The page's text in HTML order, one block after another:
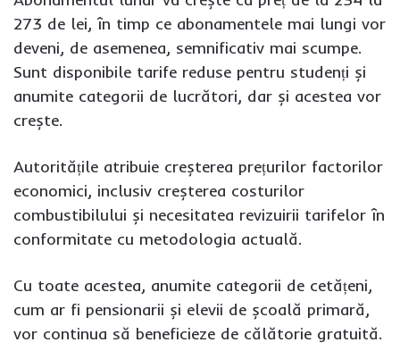
273 de lei, în timp ce abonamentele mai lungi vor
deveni, de asemenea, semnificativ mai scumpe.
Sunt disponibile tarife reduse pentru studenți și
anumite categorii de lucrători, dar și acestea vor
crește.
Autoritățile atribuie creșterea prețurilor factorilor
economici, inclusiv creșterea costurilor
combustibilului și necesitatea revizuirii tarifelor în
conformitate cu metodologia actuală.
Cu toate acestea, anumite categorii de cetățeni,
cum ar fi pensionarii și elevii de școală primară,
vor continua să beneficieze de călătorie gratuită.